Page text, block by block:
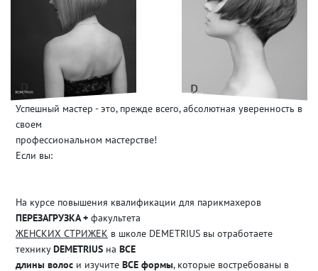
Успешный мастер - это, прежде всего, абсолютная уверенность в
своем
профессиональном мастерстве!
Если вы:
На курсе повышения квалификации для парикмахеров
ПЕРЕЗАГРУЗКА + факультета
ЖЕНСКИХ СТРИЖЕК в школе DEMETRIUS вы отработаете
техникуDEMETRIUS на ВСЕ
длины волос и изучите ВСЕ формы, которые востребованы в